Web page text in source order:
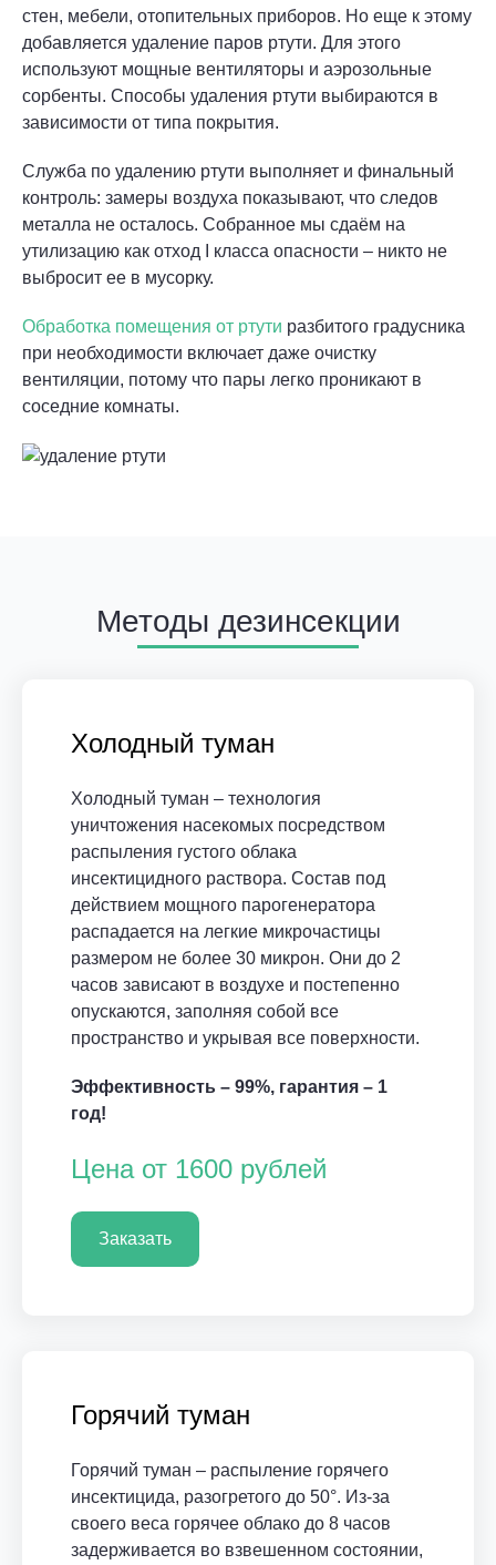
стен, мебели, отопительных приборов. Но еще к этому
добавляется удаление паров ртути. Для этого
используют мощные вентиляторы и аэрозольные
сорбенты. Способы удаления ртути выбираются в
зависимости от типа покрытия.
Служба по удалению ртути выполняет и финальный
контроль: замеры воздуха показывают, что следов
металла не осталось. Собранное мы сдаём на
утилизацию как отход I класса опасности – никто не
выбросит ее в мусорку.
Обработка помещения от ртути разбитого градусника
при необходимости включает даже очистку
вентиляции, потому что пары легко проникают в
соседние комнаты.
Методы дезинсекции
Холодный туман
Холодный туман – технология
уничтожения насекомых посредством
распыления густого облака
инсектицидного раствора. Состав под
действием мощного парогенератора
распадается на легкие микрочастицы
размером не более 30 микрон. Они до 2
часов зависают в воздухе и постепенно
опускаются, заполняя собой все
пространство и укрывая все поверхности.
Эффективность – 99%, гарантия – 1
год!
Цена от 1600 рублей
Заказать
Горячий туман
Горячий туман – распыление горячего
инсектицида, разогретого до 50°. Из-за
своего веса горячее облако до 8 часов
задерживается во взвешенном состоянии,